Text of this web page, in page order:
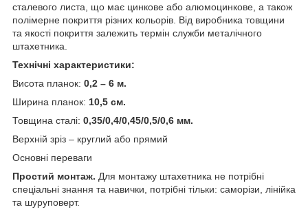
сталевого листа, що має цинкове або алюмоцинкове, а також
полімерне покриття різних кольорів. Від виробника товщини
та якості покриття залежить термін служби металічного
штахетника.
Технічні характеристики:
Висота планок: 0,2 – 6 м.
Ширина планок: 10,5 см.
Товщина сталі: 0,35/0,4/0,45/0,5/0,6 мм.
Верхній зріз – круглий або прямий
Основні переваги
Простий монтаж. Для монтажу штахетника не потрібні
спеціальні знання та навички, потрібні тільки: саморізи, лінійка
та шуруповерт.